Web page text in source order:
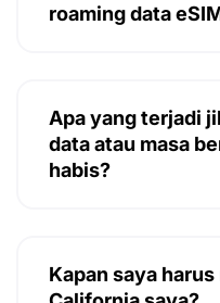
roaming data
Apa yang terjadi
data atau masa
habis?
Kapan saya